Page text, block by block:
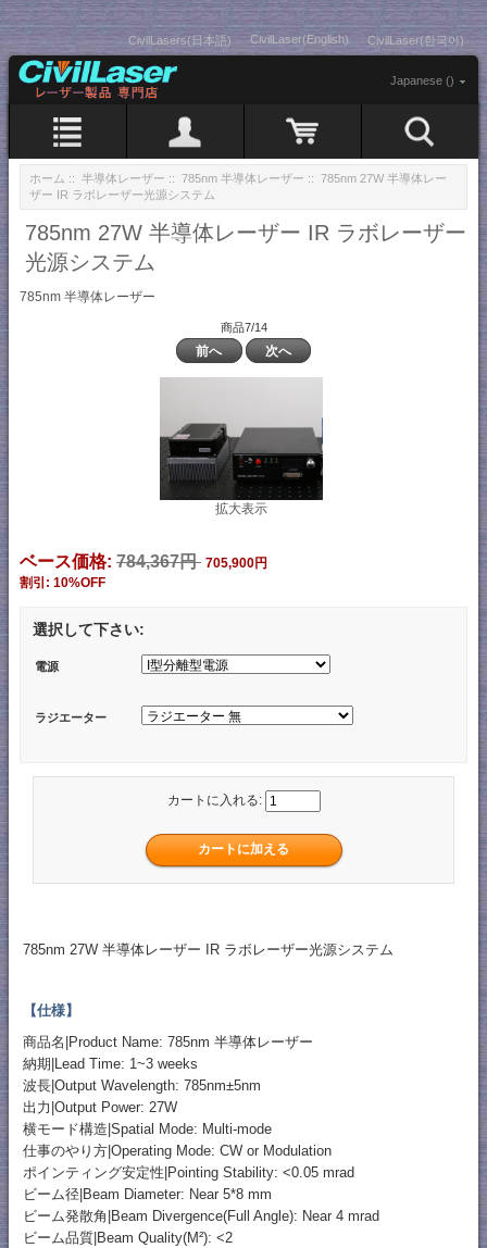
CivilLasers(日本語) CivilLaser(English) CivilLaser(한국어)
Japanese ()
ホーム :: 半導体レーザー :: 785nm 半導体レーザー :: 785nm 27W 半導体レー
ザー IR ラボレーザー光源システム
785nm 27W 半導体レーザー IR ラボレーザー
光源システム
785nm 半導体レーザー
商品7/14
前へ 次へ
拡大表示
ベース価格: 784,367円 705,900円
割引: 10%OFF
選択して下さい:
電源
ラジエーター
カートに入れる:
785nm 27W 半導体レーザー IR ラボレーザー光源システム
【仕様】
商品名|Product Name: 785nm 半導体レーザー
納期|Lead Time: 1~3 weeks
波長|Output Wavelength: 785nm±5nm
出力|Output Power: 27W
横モード構造|Spatial Mode: Multi-mode
仕事のやり方|Operating Mode: CW or Modulation
ポインティング安定性|Pointing Stability: <0.05 mrad
ビーム径|Beam Diameter: Near 5*8 mm
ビーム発散角|Beam Divergence(Full Angle): Near 4 mrad
ビーム品質|Beam Quality(M²): <2